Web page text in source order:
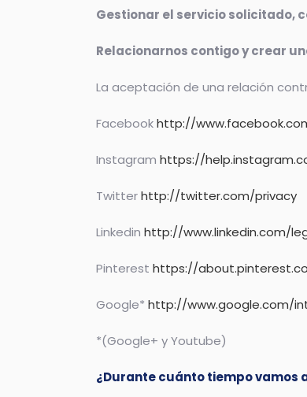
Gestionar el servicio solicitado,
Relacionarnos contigo y crear
La aceptación de una relación
Facebookhttp://
Instagram https://
Twitterhttp://twitter.com/privacy
Linkedin http://www.linkedin.com/
Pinterest https://
Google* http://www.google.com/
*(Google+ y Youtube)
¿Durante cuánto tiempo vamos